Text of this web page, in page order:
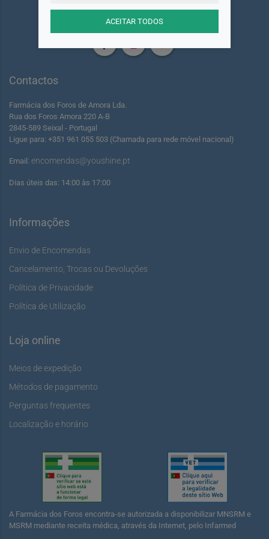
Siga-nos
Contactos
Farmácia dos Foros de Amora Lda.
Rua dos Foros Amora 220 A-B
2845-589 Seixal - Portugal
Ligue para: +351 961 055 503 (Chamada para rede móvel nacional)
Email: encomendas@youshine.pt
Dias úteis das: 14:00 às 17:00
Informações
Envio de Encomendas
Cancelamento, Trocas ou Devoluções
Política de Privacidade
Política de Utilização
Loja online
Meios de expedição
Métodos de pagamento
Perguntas frequentes
Localização e horário
A Farmácia dos Foros encontra-se autorizada a disponibilizar MNSRM e
MSRM mediante receita médica, através da Internet, pelo Infarmed
ACEITAR TODOS